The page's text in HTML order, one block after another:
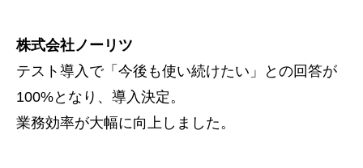
株式会社ノーリツ
テスト導入で「今後も使い続けたい」との回答が
100%となり、導入決定。
業務効率が大幅に向上しました。